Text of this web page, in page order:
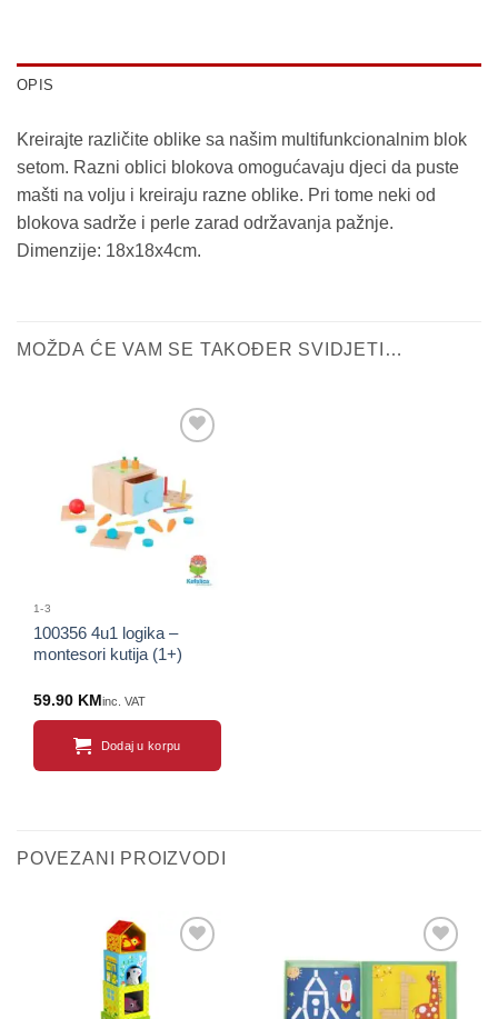
OPIS
Kreirajte različite oblike sa našim multifunkcionalnim blok
setom. Razni oblici blokova omogućavaju djeci da puste
mašti na volju i kreiraju razne oblike. Pri tome neki od
blokova sadrže i perle zarad održavanja pažnje.
Dimenzije: 18x18x4cm.
MOŽDA ĆE VAM SE TAKOĐER SVIDJETI…
proizvod
1-3
100356 4u1 logika –
montesori kutija (1+)
59.90 KMinc. VAT
Dodaj u korpu
POVEZANI PROIZVODI
Sačuvaj
proizvod